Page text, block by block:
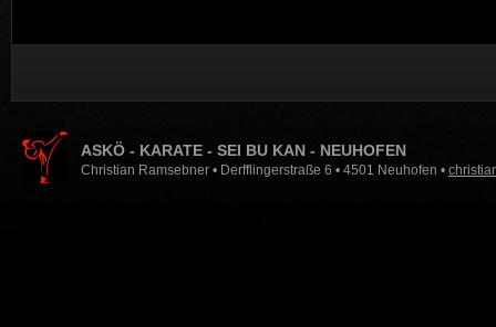
ASKÖ - KARATE - SEI BU KAN - NEUHOFEN
Christian Ramsebner • Derfflingerstraße 6 • 4501 Neuhofen •